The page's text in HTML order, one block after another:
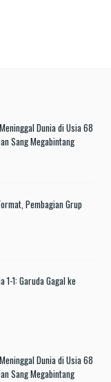
Dunia di Usia 68
Sang Megabintang
Pembagian Grup
1: Garuda Gagal ke
Dunia di Usia 68
Sang Megabintang